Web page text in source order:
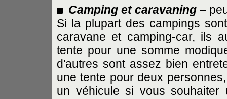
Camping et caravaning –
Si la plupart des campings
caravane et camping-car, ils
tente pour une somme
d'autres sont assez bien
une tente pour deux
un véhicule si vous souhaiter